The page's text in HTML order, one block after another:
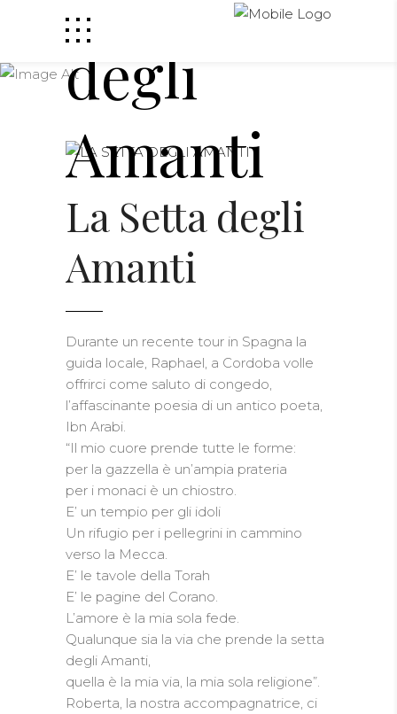
degli
Amanti
La Setta degli
Amanti
Durante un recente tour in Spagna la
guida locale, Raphael, a Cordoba volle
offrirci come saluto di congedo,
l’affascinante poesia di un antico poeta,
Ibn Arabi.
“Il mio cuore prende tutte le forme:
per la gazzella è un’ampia prateria
per i monaci è un chiostro.
E’ un tempio per gli idoli
Un rifugio per i pellegrini in cammino
verso la Mecca.
E’ le tavole della Torah
E’ le pagine del Corano.
L’amore è la mia sola fede.
Qualunque sia la via che prende la setta
degli Amanti,
quella è la mia via, la mia sola religione”.
Roberta, la nostra accompagnatrice, ci